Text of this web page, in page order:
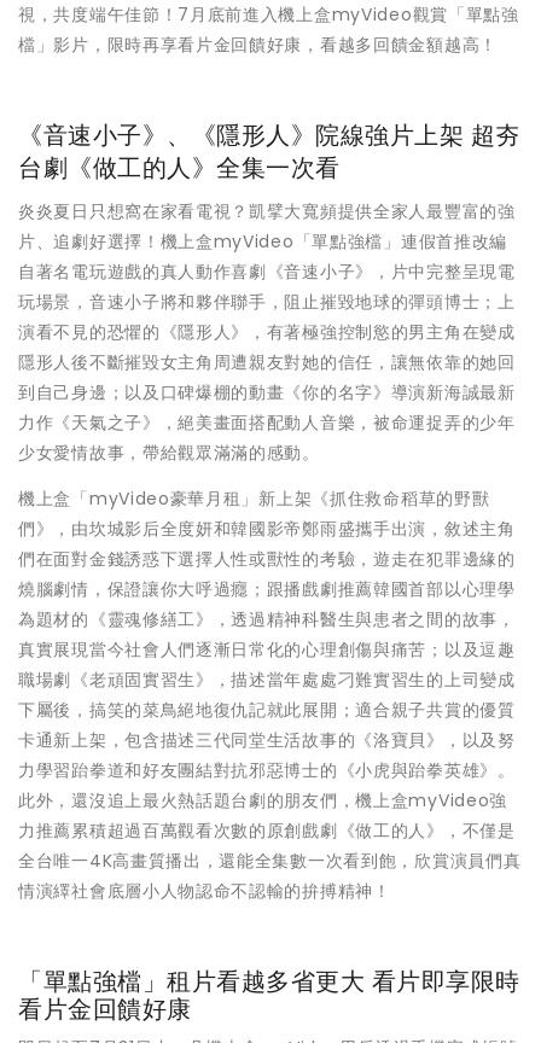
視，共度端午佳節！7月底前進入機上盒myVideo觀賞「單點強
檔」影片，限時再享看片金回饋好康，看越多回饋金額越高！
《音速小子》、《隱形人》院線強片上架 超夯
台劇《做工的人》全集一次看
炎炎夏日只想窩在家看電視？凱擘大寬頻提供全家人最豐富的強
片、追劇好選擇！機上盒myVideo「單點強檔」連假首推改編
自著名電玩遊戲的真人動作喜劇《音速小子》，片中完整呈現電
玩場景，音速小子將和夥伴聯手，阻止摧毀地球的彈頭博士；上
演看不見的恐懼的《隱形人》，有著極強控制慾的男主角在變成
隱形人後不斷摧毀女主角周遭親友對她的信任，讓無依靠的她回
到自己身邊；以及口碑爆棚的動畫《你的名字》導演新海誠最新
力作《天氣之子》，絕美畫面搭配動人音樂，被命運捉弄的少年
少女愛情故事，帶給觀眾滿滿的感動。
機上盒「myVideo豪華月租」新上架《抓住救命稻草的野獸
們》，由坎城影后全度妍和韓國影帝鄭雨盛攜手出演，敘述主角
們在面對金錢誘惑下選擇人性或獸性的考驗，遊走在犯罪邊緣的
燒腦劇情，保證讓你大呼過癮；跟播戲劇推薦韓國首部以心理學
為題材的《靈魂修繕工》，透過精神科醫生與患者之間的故事，
真實展現當今社會人們逐漸日常化的心理創傷與痛苦；以及逗趣
職場劇《老頑固實習生》，描述當年處處刁難實習生的上司變成
下屬後，搞笑的菜鳥絕地復仇記就此展開；適合親子共賞的優質
卡通新上架，包含描述三代同堂生活故事的《洛寶貝》，以及努
力學習跆拳道和好友團結對抗邪惡博士的《小虎與跆拳英雄》。
此外，還沒追上最火熱話題台劇的朋友們，機上盒myVideo強
力推薦累積超過百萬觀看次數的原創戲劇《做工的人》，不僅是
全台唯一4K高畫質播出，還能全集數一次看到飽，欣賞演員們真
情演繹社會底層小人物認命不認輸的拚搏精神！
「單點強檔」租片看越多省更大 看片即享限時
看片金回饋好康